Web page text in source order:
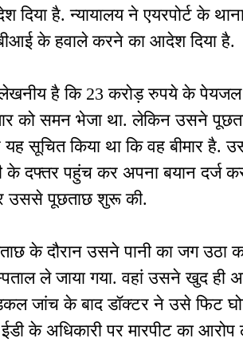
दिया है. न्यायालय ने एयरपोर्ट के
के हवाले करने का आदेश दिया है.
है कि 23 करोड़ रुपये के पेयजल
को समन भेजा था. लेकिन उसने
सूचित किया था कि वह बीमार है.
के दफ्तर पहुंच कर अपना बयान दर्ज
उससे पूछताछ शुरू की.
के दौरान उसने पानी का जग उठा
ले जाया गया. वहां उसने खुद ही
जांच के बाद डॉक्टर ने उसे फिट
के अधिकारी पर मारपीट का आरोप